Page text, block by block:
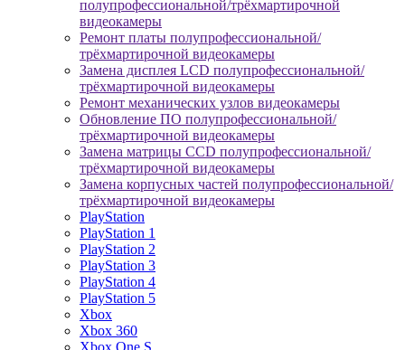
полупрофессиональной/трёхмартирочной
видеокамеры
Ремонт платы полупрофессиональной/
трёхмартирочной видеокамеры
Замена дисплея LCD полупрофессиональной/
трёхмартирочной видеокамеры
Ремонт механических узлов видеокамеры
Обновление ПО полупрофессиональной/
трёхмартирочной видеокамеры
Замена матрицы CCD полупрофессиональной/
трёхмартирочной видеокамеры
Замена корпусных частей полупрофессиональной/
трёхмартирочной видеокамеры
PlayStation
PlayStation 1
PlayStation 2
PlayStation 3
PlayStation 4
PlayStation 5
Xbox
Xbox 360
Xbox One S